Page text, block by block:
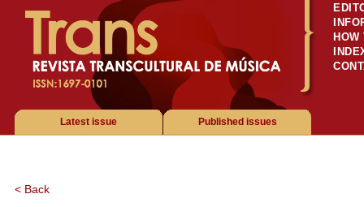
Published issues
Latest issue
< Back